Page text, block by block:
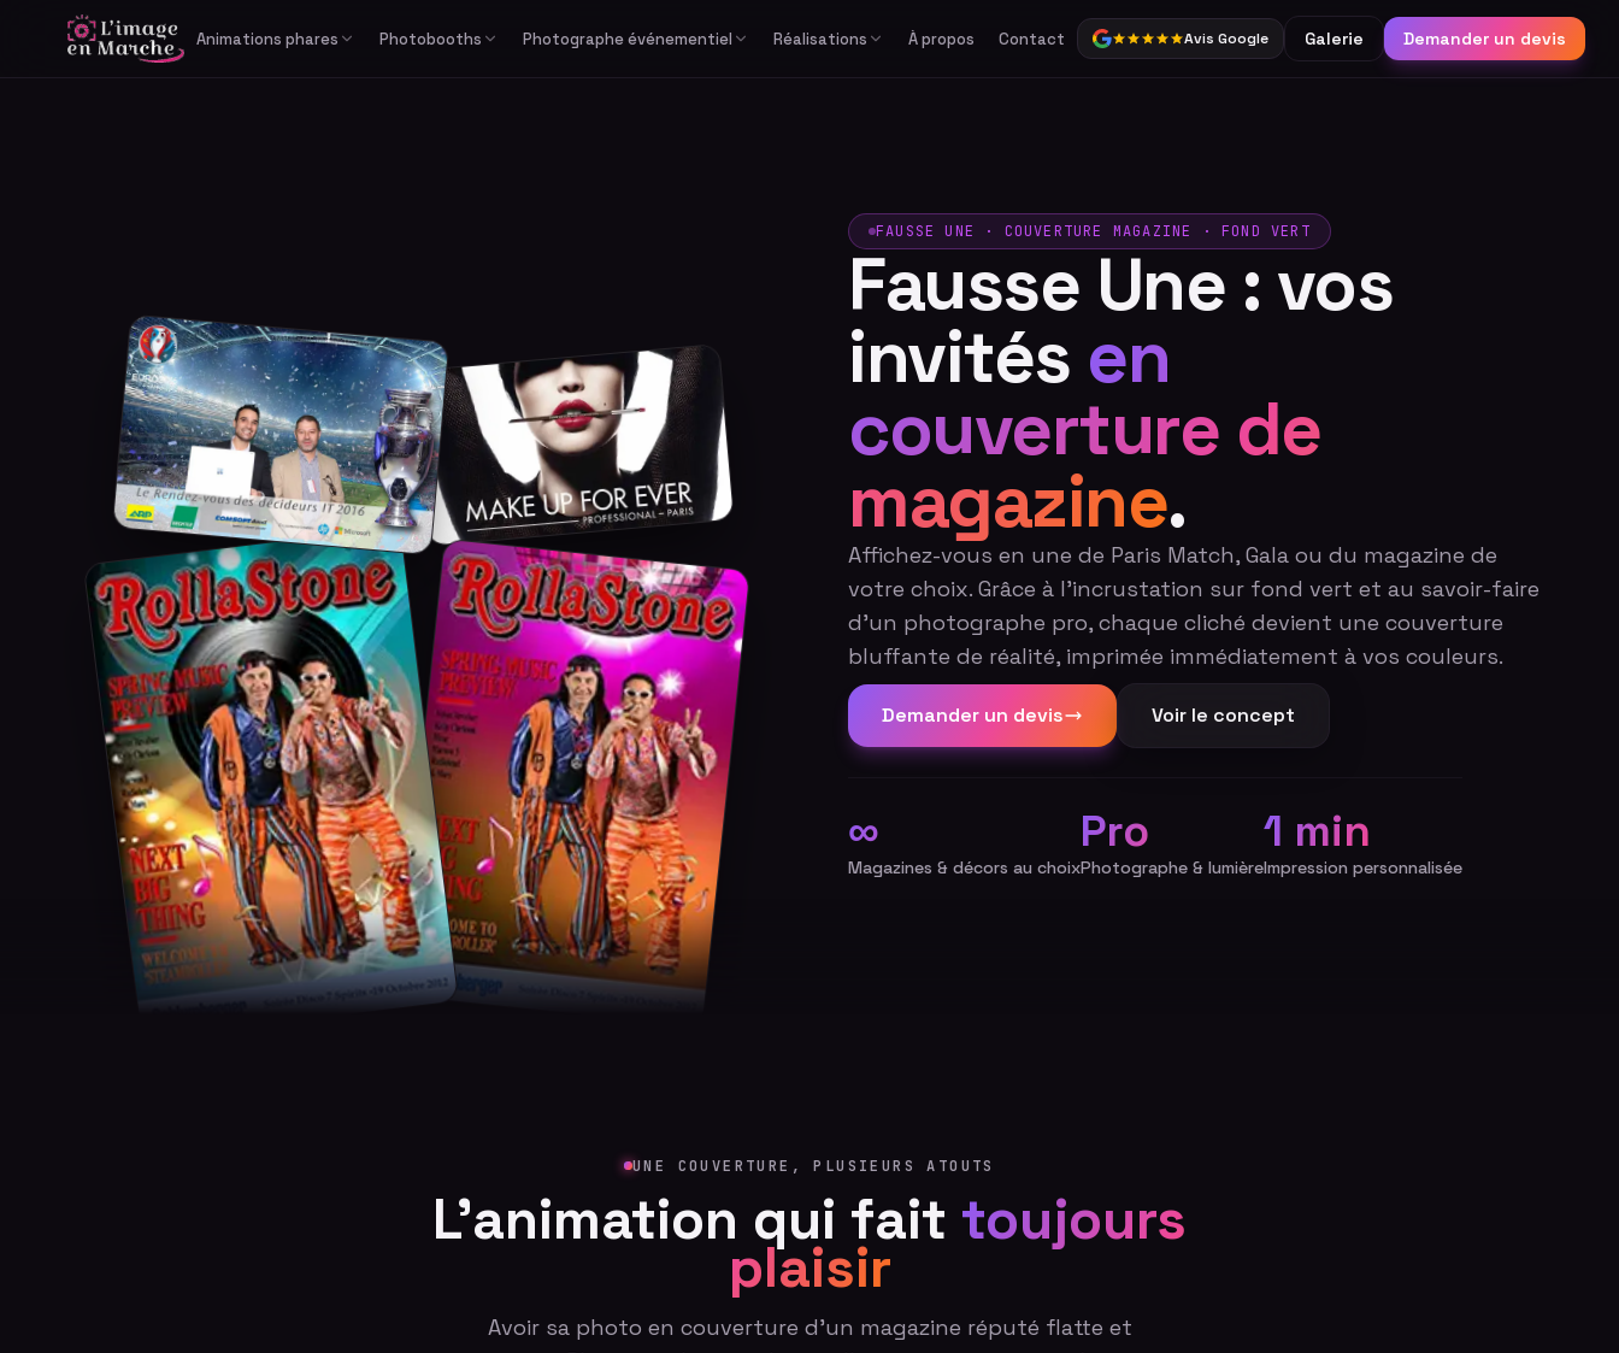
Animations phares Photobooths
Catalogue complet
Photographe événementiel
Bar / Bat Mitzvah
Voir tous les événements
Réalisations À propos Contact Avis Google Galerie Demander un devis
FAUSSE UNE · COUVERTURE MAGAZINE · FOND VERT
Fausse Une : vos
invités en
couverture de
magazine.
Affichez-vous en une de Paris Match, Gala ou du magazine de
votre choix. Grâce à l'incrustation sur fond vert et au savoir-faire
d'un photographe pro, chaque cliché devient une couverture
bluffante de réalité, imprimée immédiatement à vos couleurs.
Demander un devis Voir le concept
∞
Magazines & décors au choix
Pro
Photographe & lumière
1 min
Impression personnalisée
UNE COUVERTURE, PLUSIEURS ATOUTS
L'animation qui fait toujours
plaisir
Avoir sa photo en couverture d'un magazine réputé flatte et